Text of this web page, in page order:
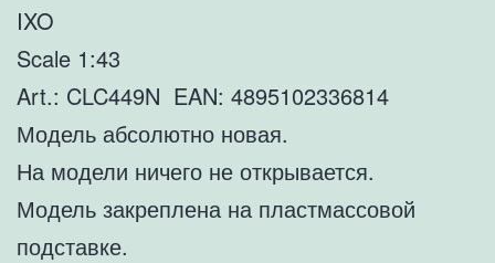
IXO
Scale 1:43
Art.: CLC449N EAN: 4895102336814
Модель абсолютно новая.
На модели ничего не открывается.
Модель закреплена на пластмассовой
подставке.